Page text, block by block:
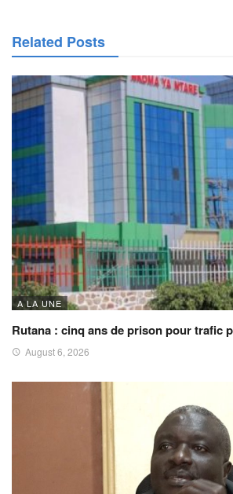
Related Posts
A LA UNE
Rutana : cinq ans de prison pour trafic
August 6, 2026